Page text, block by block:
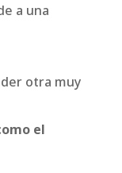
a una
otra muy
el